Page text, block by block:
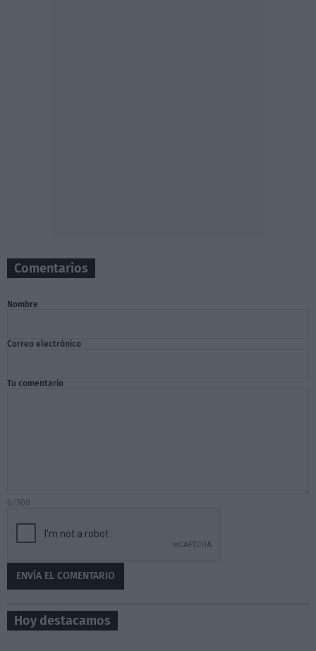
Comentarios
Nombre
Correo electrónico
Tu comentario
0/500
Hoy destacamos